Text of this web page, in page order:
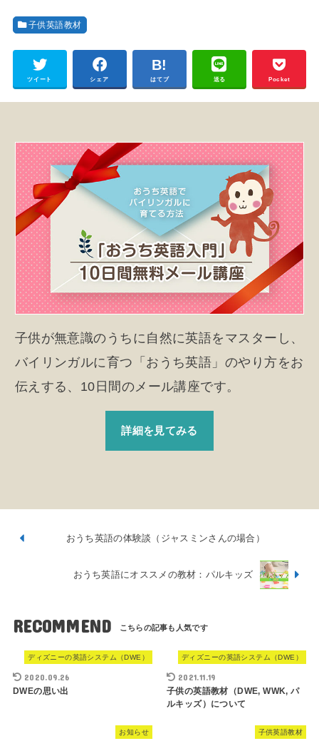
子供英語教材
ツイート シェア はてブ 送る Pocket
子供が無意識のうちに自然に英語をマスターし、
バイリンガルに育つ「おうち英語」のやり方をお
伝えする、10日間のメール講座です。
詳細を見てみる
おうち英語の体験談（ジャスミンさんの場合）
おうち英語にオススメの教材：パルキッズ
RECOMMEND
ディズニーの英語システム（DWE）
2020.09.26
DWEの思い出
ディズニーの英語システム（DWE）
2021.11.19
子供の英語教材（DWE, WWK, パ
ルキッズ）について
お知らせ 子供英語教材